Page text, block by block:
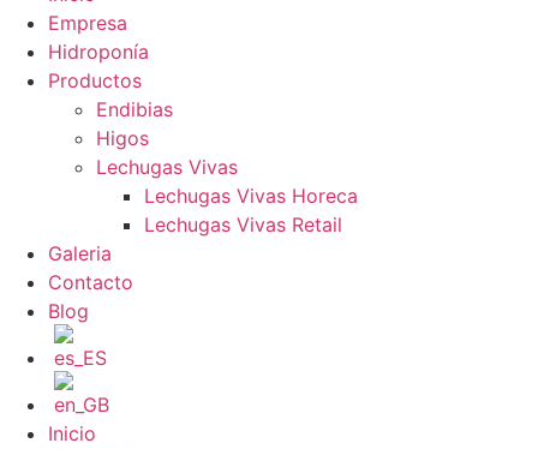
Empresa
Hidroponía
Productos
Endibias
Higos
Lechugas Vivas
Lechugas Vivas Horeca
Lechugas Vivas Retail
Galeria
Contacto
Blog
Inicio